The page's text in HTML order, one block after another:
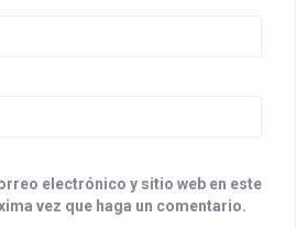
electrónico y sitio web en este
vez que haga un comentario.